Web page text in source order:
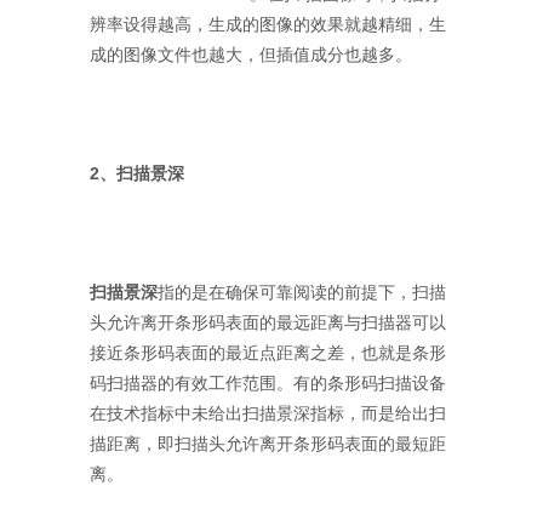
辨率设得越高，生成的图像的效果就越精细，生
成的图像文件也越大，但插值成分也越多。
2、扫描景深
扫描景深指的是在确保可靠阅读的前提下，扫描
头允许离开条形码表面的最远距离与扫描器可以
接近条形码表面的最近点距离之差，也就是条形
码扫描器的有效工作范围。有的条形码扫描设备
在技术指标中未给出扫描景深指标，而是给出扫
描距离，即扫描头允许离开条形码表面的最短距
离。